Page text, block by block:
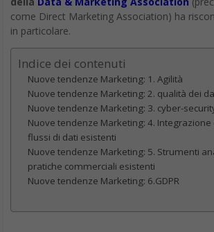
come Direct Marketing Association) ha
in particolare.
Indice dei contenuti
Nuove tendenze Marketing: 1. Agilità
Nuove tendenze Marketing: 2. qualità dei
Nuove tendenze Marketing: 3. cyber-
Nuove tendenze Marketing: 4. Integrazione
flussi di dati esistenti
Nuove tendenze Marketing: 5. Strumenti
pratiche commerciali esistenti
Nuove tendenze Marketing: 6.GDPR